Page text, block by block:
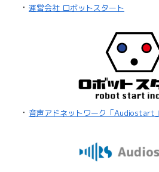
・ 運営会社 ロボットスタート
・ 音声アドネットワーク「Audiostart」